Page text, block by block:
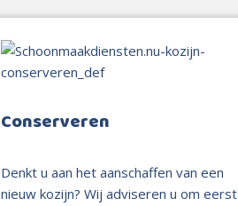
Conserveren
Denkt u aan het aanschaffen van een
nieuw kozijn? Wij adviseren u om eerst